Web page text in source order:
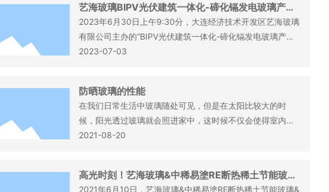
艺海玻璃BIPV光伏建筑一体化-碲化镉发电玻璃产品
交流会圆满召开
2023年6月30日上午9:30分，大连经济技术开发区艺海玻璃
有限公司主办的“BIPV光伏建筑一体化-碲化镉发电玻璃产品
交流会”成功在艺海公司召开。
2023-07-03
防晒玻璃的性能
在我们日常生活中玻璃随处可见，但是在太阳比较大的时
候，阳光透过玻璃就会照进家中，这时候不仅会使得室内的
温度升高还影响了人们在室内的日常活动，所以现在很多的
2021-08-20
高光时刻！艺海玻璃&中稀易塗RE断热稀土节能玻璃
&极简门系统新品发布会圆满成功
2021年6月10日，艺海玻璃&中稀易塗RE断热稀土节能玻璃&